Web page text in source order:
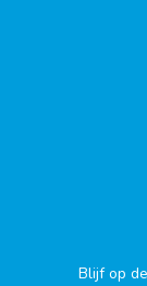
Blijf op